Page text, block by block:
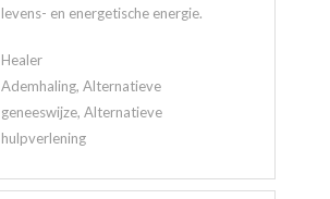
levens- en energetische energie.
Healer
Ademhaling, Alternatieve
geneeswijze, Alternatieve
hulpverlening